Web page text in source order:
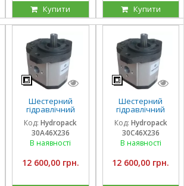
Купити Купити
Шестерний
гідравлічний
насос Hydropack
30A46X236 (46
см3) лівого
обертання
Код: Hydropack
30A46X236
В наявності
12 600,00 грн.
Шестерний
гідравлічний
насос Hydropack
30C46X236 (46
см3) правого
обертання
Код: Hydropack
30C46X236
В наявності
12 600,00 грн.